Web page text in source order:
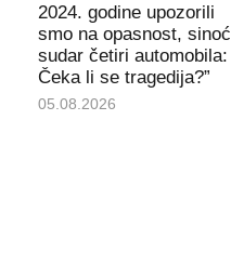
2024. godine upozorili
smo na opasnost, sinoć
sudar četiri automobila:
Čeka li se tragedija?”
05.08.2026